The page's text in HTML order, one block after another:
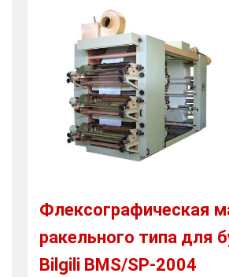
Флексографическая
ракельного типа для
Bilgili BMS/SP-2004